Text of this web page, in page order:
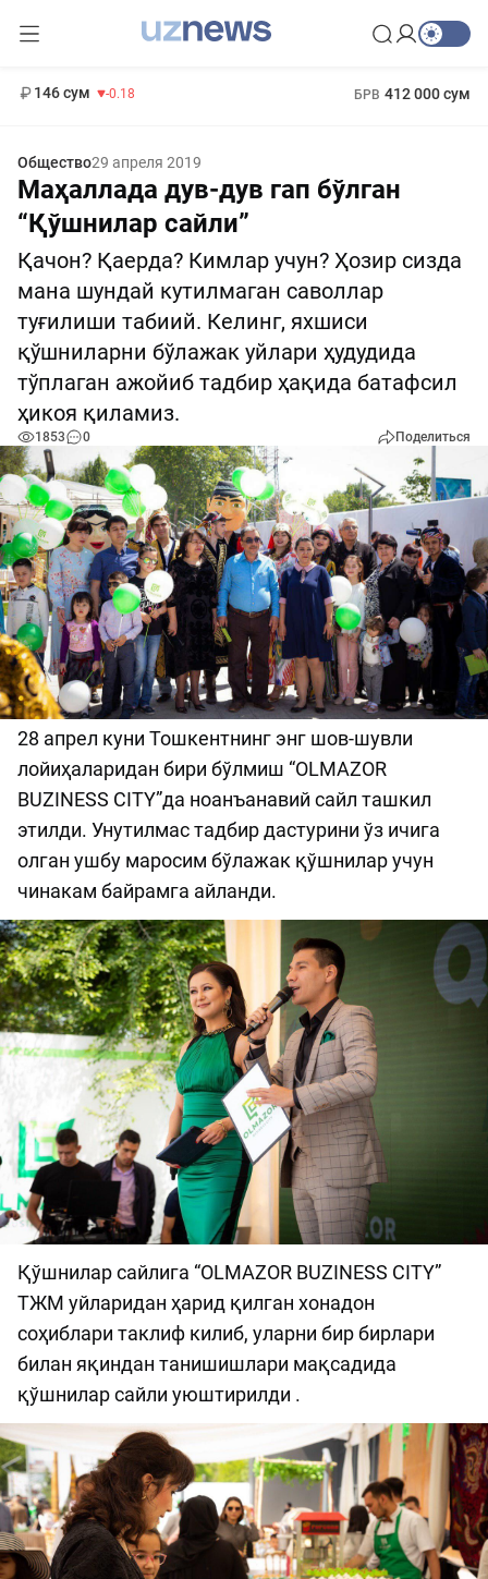
146 сум -0.18 БРВ 412 000 сум
Общество29 апреля 2019
Маҳаллада дув-дув гап бўлган
“Қўшнилар сайли”
Қачон? Қаерда? Кимлар учун? Ҳозир сизда
мана шундай кутилмаган саволлар
туғилиши табиий. Келинг, яхшиси
қўшниларни бўлажак уйлари ҳудудида
тўплаган ажойиб тадбир ҳақида батафсил
ҳикоя қиламиз.
1853 0 Поделиться
28 апрел куни Тошкентнинг энг шов-шувли
лойиҳаларидан бири бўлмиш “OLMAZOR
BUZINESS CITY”да ноанъанавий сайл ташкил
этилди. Унутилмас тадбир дастурини ўз ичига
олган ушбу маросим бўлажак қўшнилар учун
чинакам байрамга айланди.
Қўшнилар сайлига “OLMAZOR BUZINESS CITY”
ТЖМ уйларидан ҳарид қилган хонадон
соҳиблари таклиф килиб, уларни бир бирлари
билан яқиндан танишишлари мақсадида
қўшнилар сайли уюштирилди .